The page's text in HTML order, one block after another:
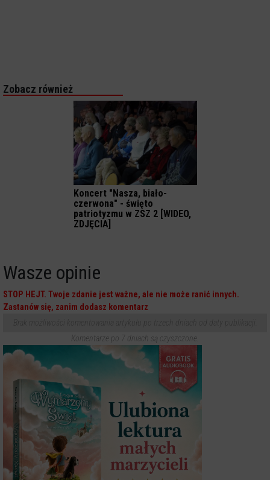
Zobacz również
Koncert "Nasza, biało-
czerwona" - święto
patriotyzmu w ZSZ 2 [WIDEO,
ZDJĘCIA]
Wasze opinie
STOP HEJT. Twoje zdanie jest ważne, ale nie może ranić innych.
Zastanów się, zanim dodasz komentarz
Komentarze po 7 dniach są czyszczone.